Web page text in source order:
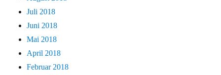
Juli 2018
Juni 2018
Mai 2018
April 2018
Februar 2018